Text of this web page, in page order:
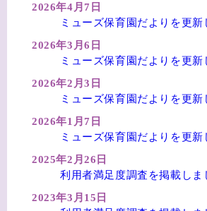
2026年4月7日
ミューズ保育園だよりを更新
2026年3月6日
ミューズ保育園だよりを更新
2026年2月3日
ミューズ保育園だよりを更新
2026年1月7日
ミューズ保育園だよりを更新
2025年2月26日
利用者満足度調査を掲載しま
2023年3月15日